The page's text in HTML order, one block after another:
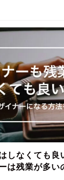
しなくても良
は残業が多い